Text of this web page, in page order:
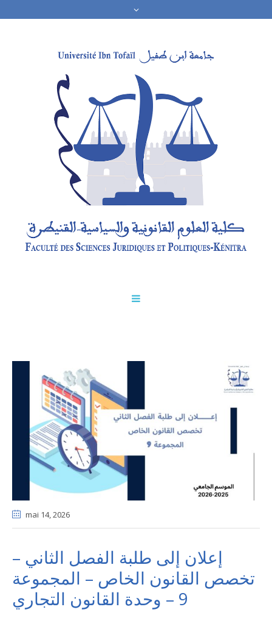
mai 14, 2026
إعلان إلى طلبة الفصل الثاني –
تخصص القانون الخاص – المجموعة
9 – وحدة القانون التجاري